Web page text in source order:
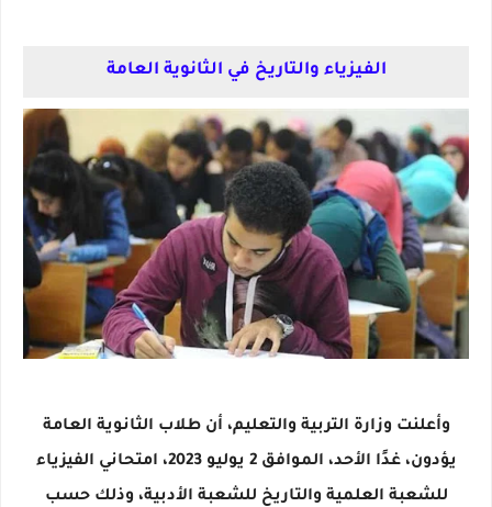
الفيزياء والتاريخ في الثانوية العامة
وأعلنت وزارة التربية والتعليم، أن طلاب الثانوية العامة
يؤدون، غدًا الأحد، الموافق 2 يوليو 2023، امتحاني الفيزياء
للشعبة العلمية والتاريخ للشعبة الأدبية، وذلك حسب